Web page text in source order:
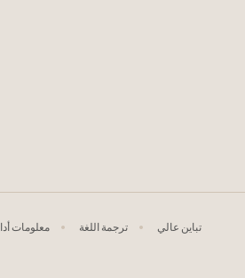
معلومات أدا ترجمة اللغة تباين عالي